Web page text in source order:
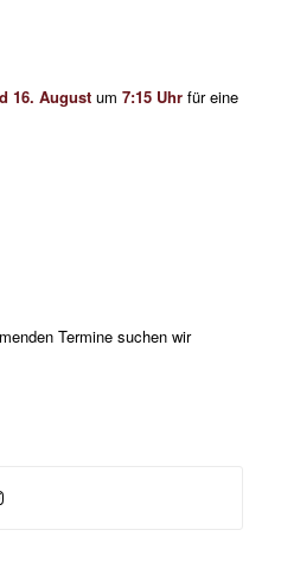
16. August um 7:15 Uhr für eine
Termine suchen wir